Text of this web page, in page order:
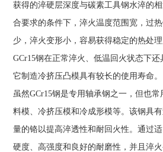
获得的淬硬层深度与碳素工具钢水淬的
合要求的条件下，淬火温度范围宽，过
少，淬火变形小，容易获得稳定的热处理
GCr15钢在正常淬火、低温回火状态下
它制造冷挤压凸模具有较长的使用寿命。
虽然GCr15钢是专用轴承钢之一，但也
料模、冷挤压模和冷成形模等。该钢具
量的铬以提高淬透性和耐回火性。通过
硬度、高强度和良好的耐磨性，并且淬火